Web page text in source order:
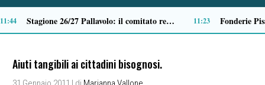
Castellabate, spintona un agente dopo la multa: fermato un uomo 09:27 Castellabate, barca rischia di affondare a punta Licosa: salvati gli occupanti 09:16
Aiuti tangibili ai cittadini bisognosi.